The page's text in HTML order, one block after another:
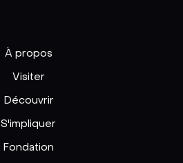
À propos
Visiter
Découvrir
S'impliquer
Fondation